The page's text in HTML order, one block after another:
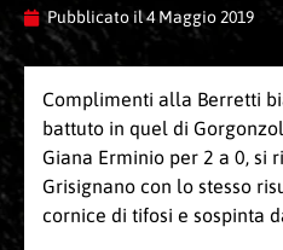
Pubblicato il4 Maggio 2019
Complimenti alla Berretti
battuto in quel di
Giana Erminio per 2 a 0, si
Grisignano con lo stesso
cornice di tifosi e sospinta